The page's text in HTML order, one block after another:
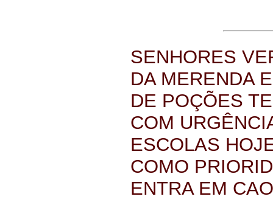
SENHORES
DA MERENDA
DE POÇÕES
COM
ESCOLAS
COMO
ENTRA EM